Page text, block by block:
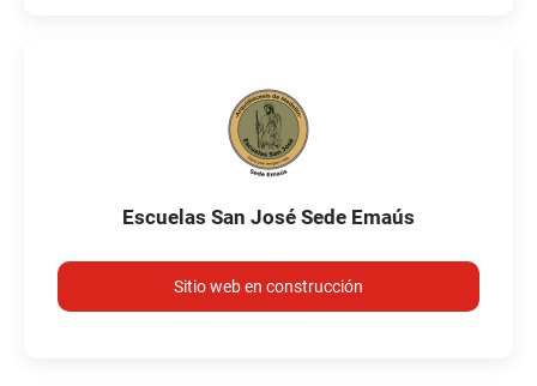
Escuelas San José Sede Emaús
Sitio web en construcción